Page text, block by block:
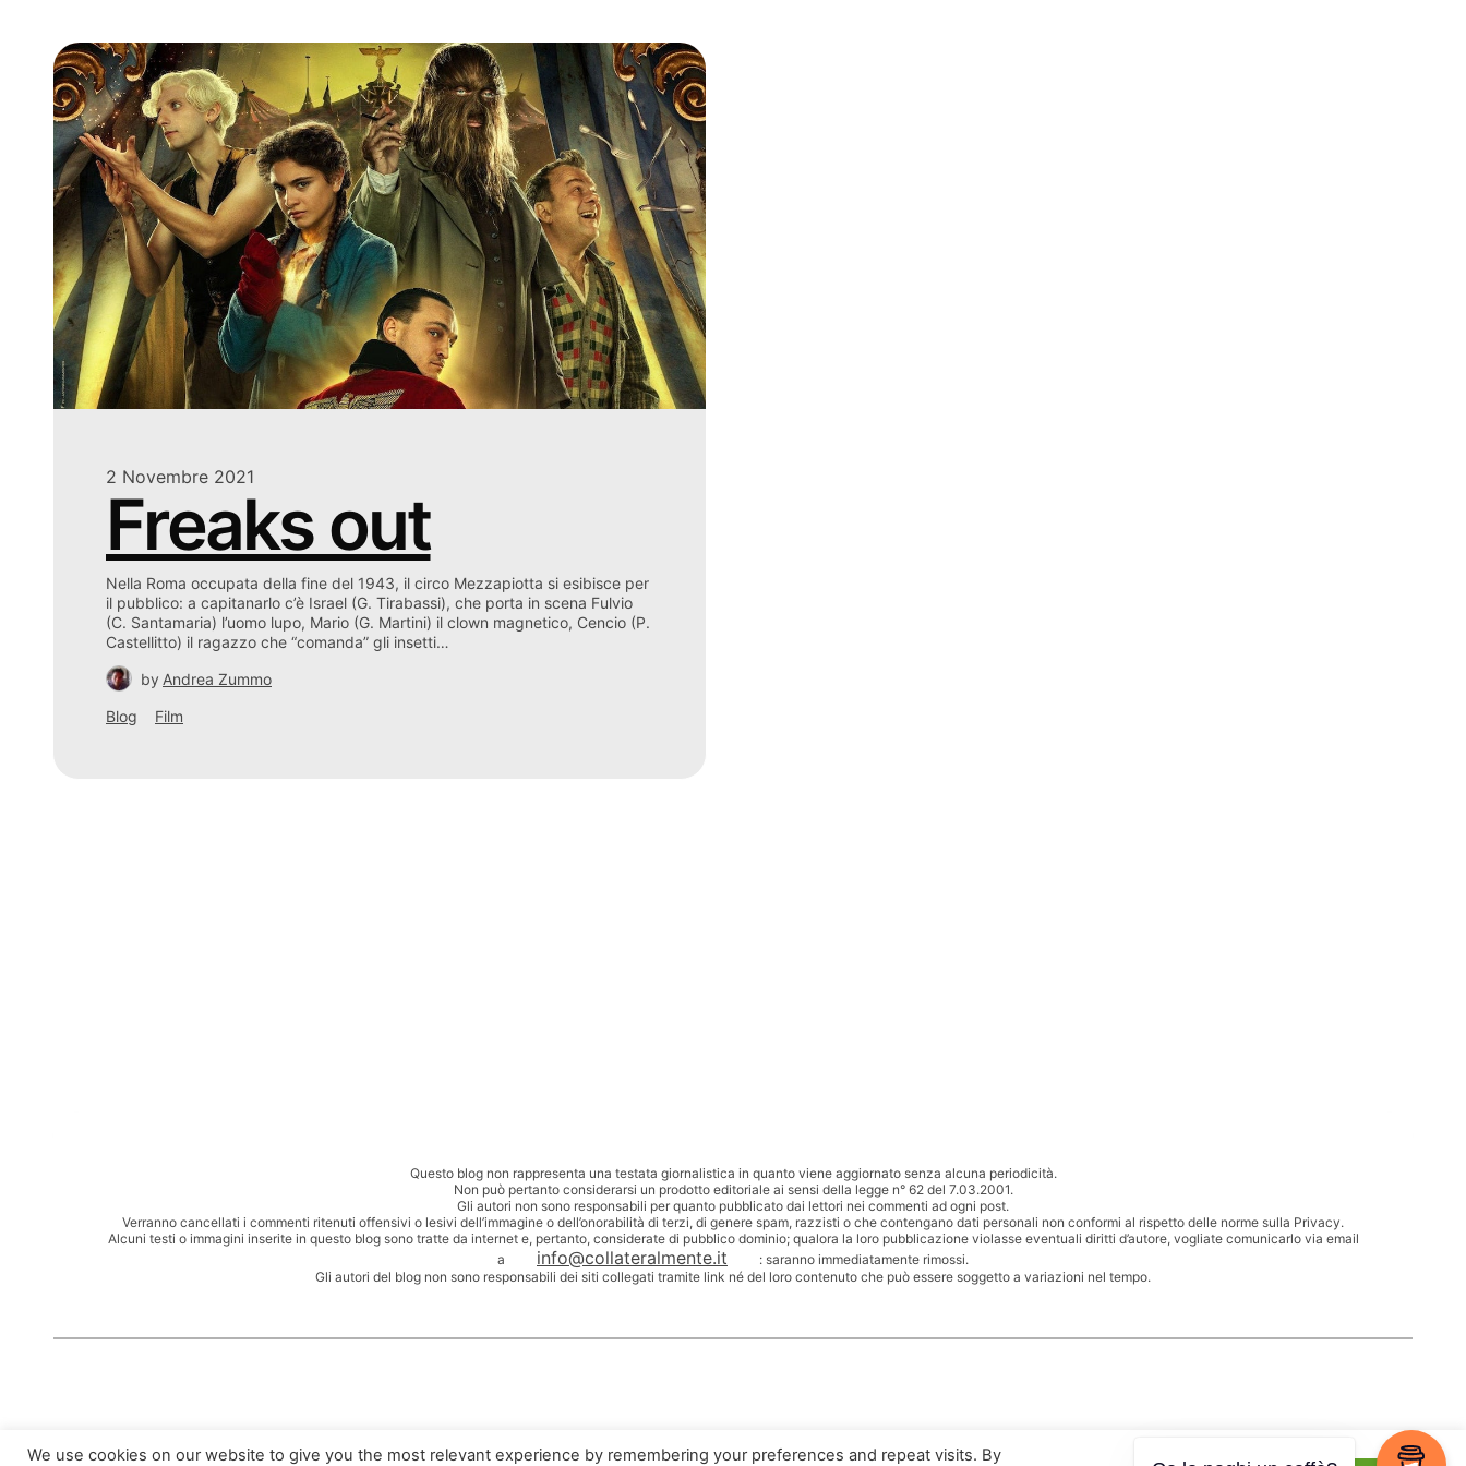
2 Novembre 2021
Freaks out
Nella Roma occupata della fine del 1943, il circo Mezzapiotta si esibisce per
il pubblico: a capitanarlo c’è Israel (G. Tirabassi), che porta in scena Fulvio
(C. Santamaria) l’uomo lupo, Mario (G. Martini) il clown magnetico, Cencio (P.
Castellitto) il ragazzo che “comanda” gli insetti…
by Andrea Zummo
Blog
Film
Questo blog non rappresenta una testata giornalistica in quanto viene aggiornato senza alcuna periodicità.
Non può pertanto considerarsi un prodotto editoriale ai sensi della legge n° 62 del 7.03.2001.
Gli autori non sono responsabili per quanto pubblicato dai lettori nei commenti ad ogni post.
Verranno cancellati i commenti ritenuti offensivi o lesivi dell’immagine o dell’onorabilità di terzi, di genere spam, razzisti o che contengano dati personali non conformi al rispetto delle norme sulla Privacy.
Alcuni testi o immagini inserite in questo blog sono tratte da internet e, pertanto, considerate di pubblico dominio; qualora la loro pubblicazione violasse eventuali diritti d’autore, vogliate comunicarlo via email
a
info@collateralmente.it
: saranno immediatamente rimossi.
Gli autori del blog non sono responsabili dei siti collegati tramite link né del loro contenuto che può essere soggetto a variazioni nel tempo.
We use cookies on our website to give you the most relevant experience by remembering your preferences and repeat visits. By